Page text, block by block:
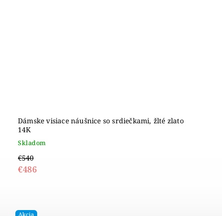
Dámske visiace náušnice so srdiečkami, žlté zlato
14K
Skladom
€540
€486
Akcia